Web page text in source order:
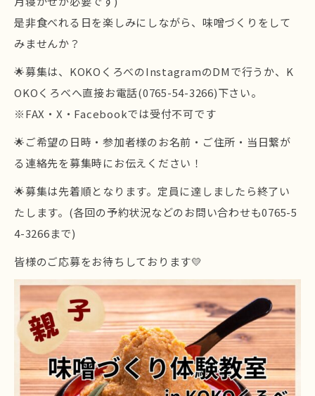
是非食べれる日を楽しみにしながら、味噌づくりをして
みませんか？
🌟募集は、KOKOくろべのInstagramのDMで行うか、K
OKOくろべへ直接お電話(0765-54-3266)下さい。
※FAX・X・Facebookでは受付不可です
🌟ご希望の日時・参加者様のお名前・ご住所・当日繋が
る連絡先を募集時にお伝えください！
🌟募集は先着順となります。定員に達しましたら終了い
たします。(各回の予約状況などのお問い合わせも0765-5
4-3266まで)
皆様のご応募をお待ちしております💛